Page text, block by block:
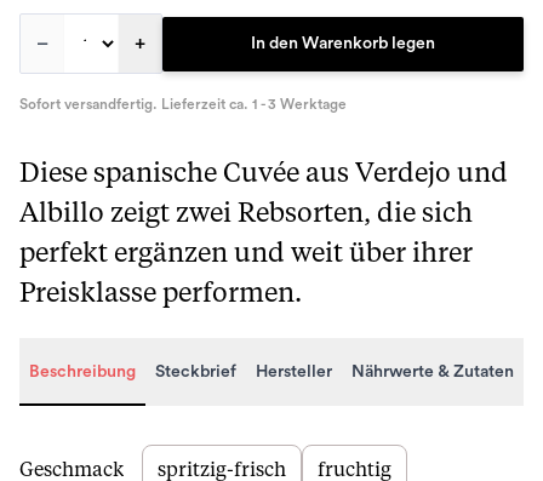
– + In den Warenkorb legen
Sofort versandfertig. Lieferzeit ca. 1 - 3 Werktage
Diese spanische Cuvée aus Verdejo und
Albillo zeigt zwei Rebsorten, die sich
perfekt ergänzen und weit über ihrer
Preisklasse performen.
Beschreibung Steckbrief Hersteller Nährwerte & Zutaten
Beschreibung
Geschmack spritzig-frisch fruchtig